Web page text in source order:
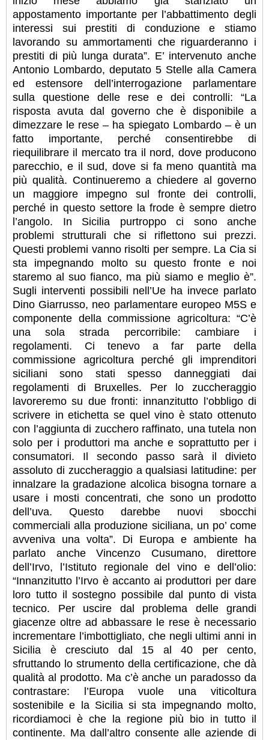
appostamento importante per l’abbattimento degli
interessi sui prestiti di conduzione e stiamo
lavorando su ammortamenti che riguarderanno i
prestiti di più lunga durata”. E’ intervenuto anche
Antonio Lombardo, deputato 5 Stelle alla Camera
ed estensore dell’interrogazione parlamentare
sulla questione delle rese e dei controlli: “La
risposta avuta dal governo che è disponibile a
dimezzare le rese – ha spiegato Lombardo – è un
fatto importante, perché consentirebbe di
riequilibrare il mercato tra il nord, dove producono
parecchio, e il sud, dove si fa meno quantità ma
più qualità. Continueremo a chiedere al governo
un maggiore impegno sul fronte dei controlli,
perché in questo settore la frode è sempre dietro
l’angolo. In Sicilia purtroppo ci sono anche
problemi strutturali che si riflettono sui prezzi.
Questi problemi vanno risolti per sempre. La Cia si
sta impegnando molto su questo fronte e noi
staremo al suo fianco, ma più siamo e meglio è”.
Sugli interventi possibili nell’Ue ha invece parlato
Dino Giarrusso, neo parlamentare europeo M5S e
componente della commissione agricoltura: “C’è
una sola strada percorribile: cambiare i
regolamenti. Ci tenevo a far parte della
commissione agricoltura perché gli imprenditori
siciliani sono stati spesso danneggiati dai
regolamenti di Bruxelles. Per lo zuccheraggio
lavoreremo su due fronti: innanzitutto l’obbligo di
scrivere in etichetta se quel vino è stato ottenuto
con l’aggiunta di zucchero raffinato, una tutela non
solo per i produttori ma anche e soprattutto per i
consumatori. Il secondo passo sarà il divieto
assoluto di zuccheraggio a qualsiasi latitudine: per
innalzare la gradazione alcolica bisogna tornare a
usare i mosti concentrati, che sono un prodotto
dell’uva. Questo darebbe nuovi sbocchi
commerciali alla produzione siciliana, un po’ come
avveniva una volta”. Di Europa e ambiente ha
parlato anche Vincenzo Cusumano, direttore
dell’Irvo, l’Istituto regionale del vino e dell’olio:
“Innanzitutto l’Irvo è accanto ai produttori per dare
loro tutto il sostegno possibile dal punto di vista
tecnico. Per uscire dal problema delle grandi
giacenze oltre ad abbassare le rese è necessario
incrementare l’imbottigliato, che negli ultimi anni in
Sicilia è cresciuto dal 15 al 40 per cento,
sfruttando lo strumento della certificazione, che dà
qualità al prodotto. Ma c’è anche un paradosso da
contrastare: l’Europa vuole una viticoltura
sostenibile e la Sicilia si sta impegnando molto,
ricordiamoci è che la regione più bio in tutto il
continente. Ma dall’altro consente alle aziende di